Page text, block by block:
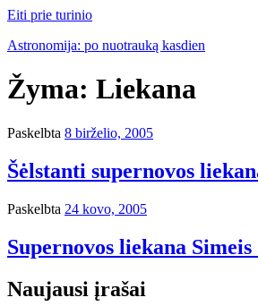
Eiti prie turinio
Astronomija: po nuotrauką kasdien
Žyma: Liekana
Paskelbta 8 birželio, 2005
Šėlstanti supernovos
Paskelbta 24 kovo, 2005
Supernovos liekana Simeis
Naujausi įrašai